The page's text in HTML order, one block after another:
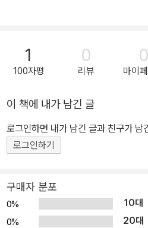
1
100자평
0
리뷰
0
마이
이 책에 내가 남긴 글
로그인하면 내가 남긴 글과 친구가 남
로그인하기
구매자 분포
0% 10대
0%
20대